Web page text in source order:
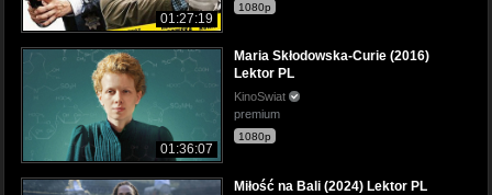
01:27:19
1080p
01:36:07
Maria Skłodowska-Curie (2016)
Lektor PL
KinoSwiat
premium
1080p
Miłość na Bali (2024) Lektor PL